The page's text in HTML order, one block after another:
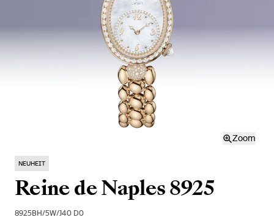
Zoom
NEUHEIT
Reine de Naples 8925
8925BH/5W/J40 D0